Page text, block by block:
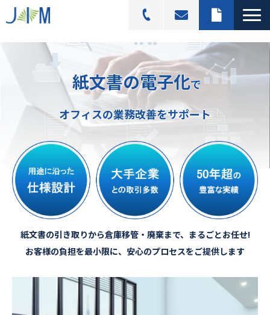
スキャニングサービス
選ばれる理由
活用シーン
導入事例
料金プラン
ブログ記事一覧
紙文書の電子化で
オフィスの業務改善をサポート
紙文書の引き取りから倉庫移管・廃棄まで、まるごとお任せ!
お客様の負担を最小限に、安心のプロセスをご提供します